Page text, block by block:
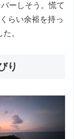
ーしそう。慌て
らい余裕を持っ
。
り